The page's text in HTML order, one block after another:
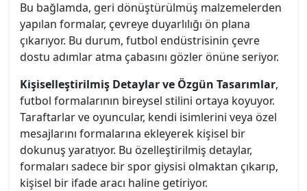
Bu bağlamda, geri dönüştürülmüş malzemelerden
yapılan formalar, çevreye duyarlılığı ön plana
çıkarıyor. Bu durum, futbol endüstrisinin çevre
dostu adımlar atma çabasını gözler önüne seriyor.
Kişiselleştirilmiş Detaylar ve Özgün Tasarımlar,
futbol formalarının bireysel stilini ortaya koyuyor.
Taraftarlar ve oyuncular, kendi isimlerini veya özel
mesajlarını formalarına ekleyerek kişisel bir
dokunuş yaratıyor. Bu özelleştirilmiş detaylar,
formaları sadece bir spor giysisi olmaktan çıkarıp,
kişisel bir ifade aracı haline getiriyor.